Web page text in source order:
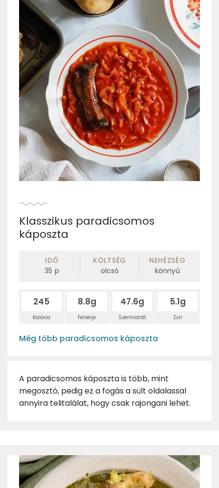
Klasszikus paradicsomos
káposzta
IDŐ
35 p
KÖLTSÉG
olcsó
NEHÉZSÉG
könnyű
245
Kalória
8.8g
Fehérje
47.6g
Szénhidrát
5.1g
Zsír
Még több paradicsomos káposzta
A paradicsomos káposzta is több, mint
megosztó, pedig ez a fogás a sült oldalassal
annyira telitalálat, hogy csak rajongani lehet.